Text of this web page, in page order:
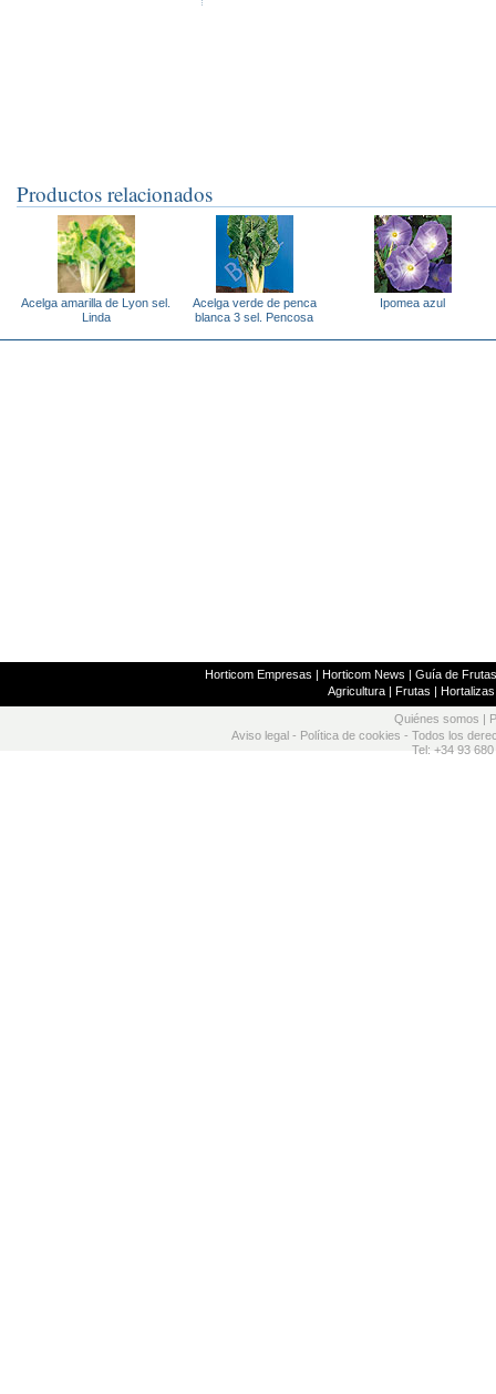
Productos relacionados
Acelga amarilla de Lyon sel.
Linda
Acelga verde de penca
blanca 3 sel. Pencosa
Ipomea azul
Horticom Empresas | Horticom News | Guía de
Agricultura| Frutas | Hortalizas
Quiénes somos
Aviso legal - Política de cookies - Todos los
Tel: +34 93